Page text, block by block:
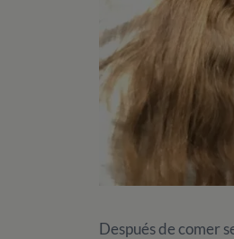
Después de comer